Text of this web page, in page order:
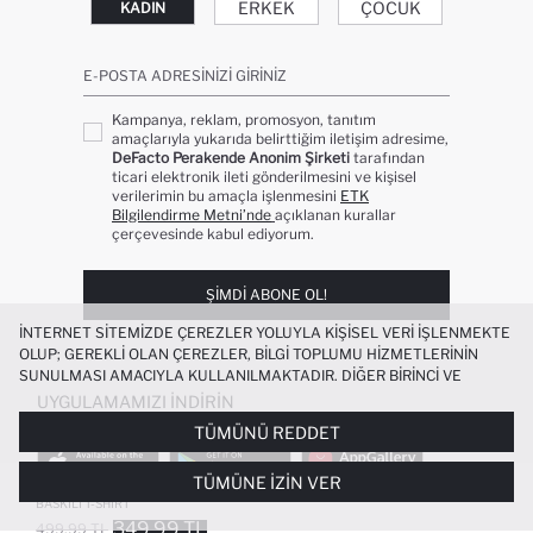
%100 PAMUK BÜYÜK BEDEN BOXY FIT
BASKILI T-SHIRT
499.99 TL
KADIN ERKEK ÇOCUK
E-POSTA ADRESINIZI GIRINIZ
Kampanya, reklam, promosyon, tanıtım
amaçlarıyla yukarıda belirttiğim iletişim adresime,
DeFacto Perakende Anonim Şirketi tarafından
ticari elektronik ileti gönderilmesini ve kişisel
verilerimin bu amaçla işlenmesini ETK
Bilgilendirme Metni’nde açıklanan kurallar
çerçevesinde kabul ediyorum.
ŞIMDI ABONE OL!
UYGULAMAMIZI İNDIRIN
İNTERNET SITEMIZDE ÇEREZLER YOLUYLA KIŞISEL VERI IŞLENMEKTE
OLUP; GEREKLI OLAN ÇEREZLER, BILGI TOPLUMU HIZMETLERININ
SUNULMASI AMACIYLA KULLANILMAKTADIR. DIĞER BIRINCI VE
ÜÇÜNCÜ TARAF ÇEREZLER ISE SIZE DAHA IYI BIR ALIŞVERIŞ
DENEYIMI SUNULABILMESI, SITEMIZIN DAHA IŞLEVSEL KILINMASI VE
KIŞISELLEŞTIRMESI VE AÇIK RIZA VERMENIZ HALINDE, SIZLERE
YÖNELIK PAZARLAMA FAALIYETLERININ YAPILMASI AMAÇLARIYLA
SINIRLI OLARAK KULLANILACAKTIR. ÇEREZLERE DAIR TERCIHLERINIZI
ÇEREZ TERCIHLERIPANELI ARACILIĞIYLA HER ZAMAN YÖNETEBILIR,
ÇEREZLERLE ILGILI DAHA DETAYLI BILGIYE
TÜMÜNÜ REDDET
TÜMÜNE İZIN VER